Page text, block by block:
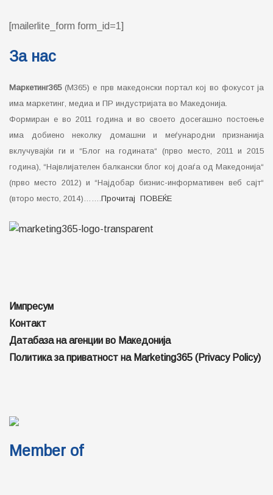
[mailerlite_form form_id=1]
За нас
Маркетинг365(М365) е прв македонски портал кој во фокусот ја
има маркетинг, медиа и ПР индустријата во Македонија.
Формиран е во 2011 година и во своето досегашно постоење
има добиено неколку домашни и меѓународни признанија
вклучувајќи ги и “Блог на годината“ (прво место, 2011 и 2015
година), “Највлијателен балкански блог кој доаѓа од Македонија“
(прво место 2012) и “Најдобар бизнис-информативен веб сајт“
(второ место, 2014)…….Прочитај ПОВЕЌЕ
Импресум
Контакт
Датабаза на агенции во Македонија
Политика за приватност на Marketing365 (Privacy Policy)
Member of